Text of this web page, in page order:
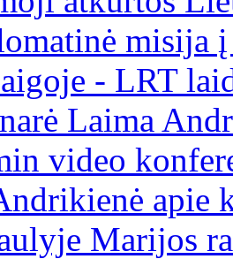
misija
- LRT
Laima
video
apie
Marijos